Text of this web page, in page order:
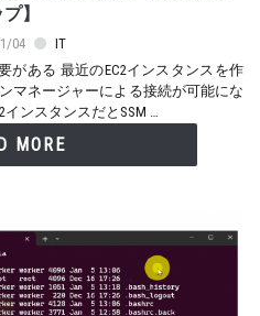
】
04
IT
がある 最近のEC2インスタンスを作
マネージャーによる接続が可能にな
ンスタンスだとSSM …
MORE